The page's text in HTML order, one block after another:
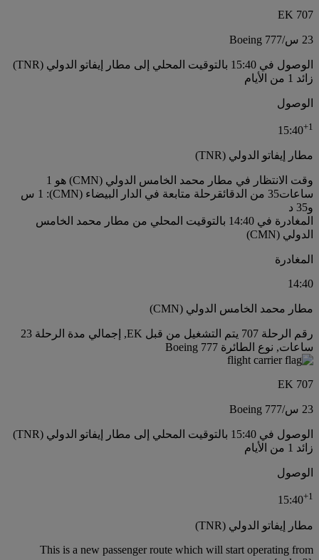
EK 707
23 س /
Boeing 777
الوصول في 15:40 بالتوقيت المحلي إلى مطار إيفاتو الدولي (TNR)
زائد 1 من الأيام
الوصول
15:40+1
مطار إيفاتو الدولي (TNR)
وقت الانتظار في مطار محمد الخامس الدولي (CMN) هو 1
ساعات35 من الدقائق
رحلة متابعة في الدار البيضاء (CMN): 1 س
و35 د
المغادرة في 14:40 بالتوقيت المحلي من مطار محمد الخامس
الدولي (CMN)
المغادرة
14:40
مطار محمد الخامس الدولي (CMN)
رقم الرحلة 707 يتم التشغيل من قبل EK, إجمالي مدة الرحلة 23
ساعات, نوع الطائرة Boeing 777
EK 707
23 س /
Boeing 777
الوصول في 15:40 بالتوقيت المحلي إلى مطار إيفاتو الدولي (TNR)
زائد 1 من الأيام
الوصول
15:40+1
مطار إيفاتو الدولي (TNR)
This is a new passenger route which will start operating from